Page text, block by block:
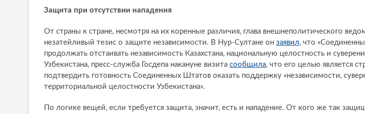
Защита при отсутствии нападения
От страны к стране, несмотря на их коренные различия, глава внешнеполитического
незатейливый тезис о защите независимости. В Нур-Султане он заявил, что
продолжать отстаивать независимость Казахстана, национальную целостность и
Узбекистана, пресс-служба Госдепа накануне визита сообщила, что его целью является
подтвердить готовность Соединенных Штатов оказать поддержку «независимости,
территориальной целостности Узбекистана».
По логике вещей, если требуется защита, значит, есть и нападение. От кого же так